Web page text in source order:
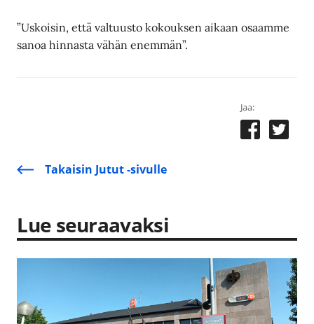
”Uskoisin, että valtuusto kokouksen aikaan osaamme
sanoa hinnasta vähän enemmän”.
Jaa:
Takaisin Jutut -sivulle
Lue seuraavaksi